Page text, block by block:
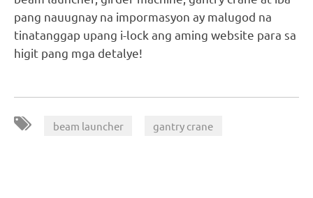
pang nauugnay na impormasyon ay malugod na
tinatanggap upang i-lock ang aming website para sa
higit pang mga detalye!
beam launcher gantry crane